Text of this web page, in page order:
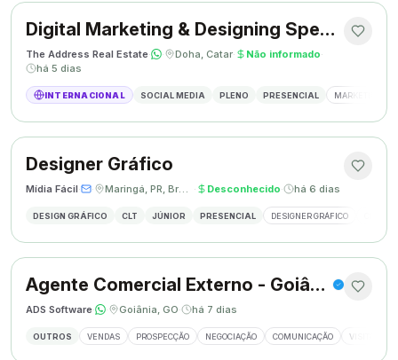
Digital Marketing & Designing Specialist
The Address Real Estate· · Doha, Catar· Não informado·
há 5 dias
INTERNACIONAL SOCIAL MEDIA PLENO PRESENCIAL MARKETING
Designer Gráfico
Mídia Fácil· · Maringá, PR, Brasil · Desconhecido· há 6 dias
DESIGN GRÁFICO CLT JÚNIOR PRESENCIAL DESIGNER GRÁFICO
Agente Comercial Externo - Goiânia
ADS Software· · Goiânia, GO· há 7 dias
OUTROS VENDAS PROSPECÇÃO NEGOCIAÇÃO COMUNICAÇÃO VISITAS